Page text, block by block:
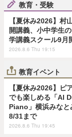
教育・受験
【夏休み2026】村
開講義、小中学生
学講義スクール9月
2026.8.6 Thu 19:15
教育イベント
【夏休み2026】ピ
でも楽しめる「AI
Piano」横浜みなと
8/31まで
2026.8.6 Thu 19:45